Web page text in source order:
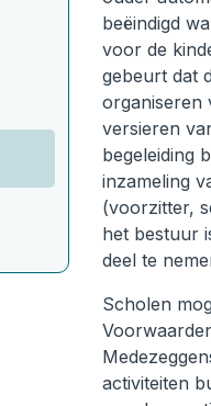
beëindigd
voor de
gebeurt dat
organiseren
versieren
begeleiding
inzameling
(voorzitter,
het bestuur
deel te
Scholen
activiteiten